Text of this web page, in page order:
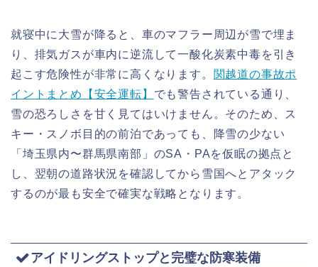
就寝中に大雪が降ると、車のマフラー周辺が雪で埋ま
り、排気ガスが車内に逆流して一酸化炭素中毒を引き
起こす危険性が非常に高くなります。 関越道の事故ポ
イントまとめ【安全運転】 でも警告されている通り、
雪の恐ろしさを甘く見てはいけません。そのため、ス
キー・スノボ目的の前泊であっても、降雪の少ない
「埼玉県内〜群馬県南部」のSA・PAを仮眠の拠点と
し、翌朝の道路状況を確認してから雪国へとアタック
するのが最も安全で確実な戦略となります。
アイドリングストップと完璧な防寒装備